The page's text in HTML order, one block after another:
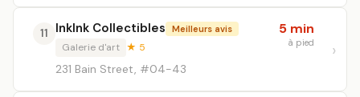
11 InkInk Collectibles Meilleurs avis
Galerie d'art ★ 5
231 Bain Street, #04-43
5 min
à pied